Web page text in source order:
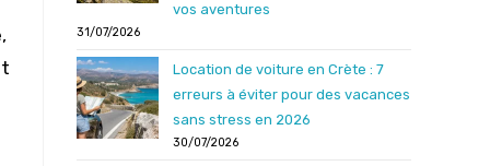
vos aventures
31/07/2026
Location de voiture en Crète : 7
erreurs à éviter pour des vacances
sans stress en 2026
30/07/2026